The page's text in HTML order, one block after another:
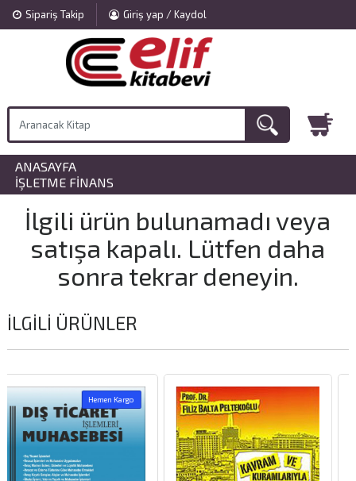
Sipariş Takip Giriş yap / Kaydol
ANASAYFA
İŞLETME FINANS
İlgili ürün bulunamadı veya
satışa kapalı. Lütfen daha
sonra tekrar deneyin.
İLGILI ÜRÜNLER